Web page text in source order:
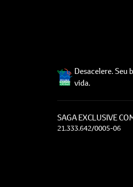
Desacelere. Seu
vida.
SAGA EXCLUSIVE
21.333.642/0005-06